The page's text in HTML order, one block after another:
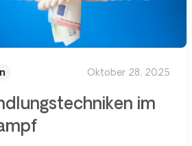
Oktober 28, 2025
im